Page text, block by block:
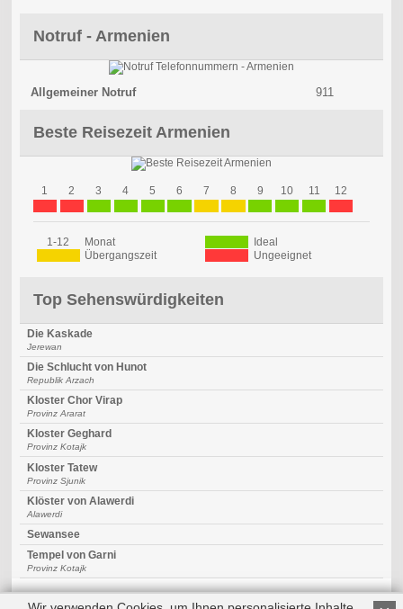
Notruf - Armenien
Allgemeiner Notruf 911
Beste Reisezeit Armenien
1 2 3 4 5 6 7 8 9 10 11 12
1-12 Monat
Ideal
Übergangszeit
Ungeeignet
Top Sehenswürdigkeiten
Die Kaskade
Jerewan
Die Schlucht von Hunot
Republik Arzach
Kloster Chor Virap
Provinz Ararat
Kloster Geghard
Provinz Kotajk
Kloster Tatew
Provinz Sjunik
Klöster von Alawerdi
Alawerdi
Sewansee
Tempel von Garni
Provinz Kotajk